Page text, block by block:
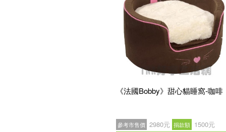
《法國Bobby》甜心貓睡窩-咖啡
參考市售價 2980元 捐款額 1500元